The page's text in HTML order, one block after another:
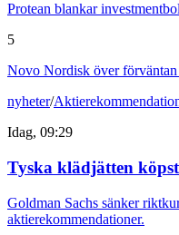
Protean blankar
5
Novo Nordisk över
nyheter/
Idag, 09:29
Tyska klädjätten
Goldman Sachs sänker
aktierekommendationer.